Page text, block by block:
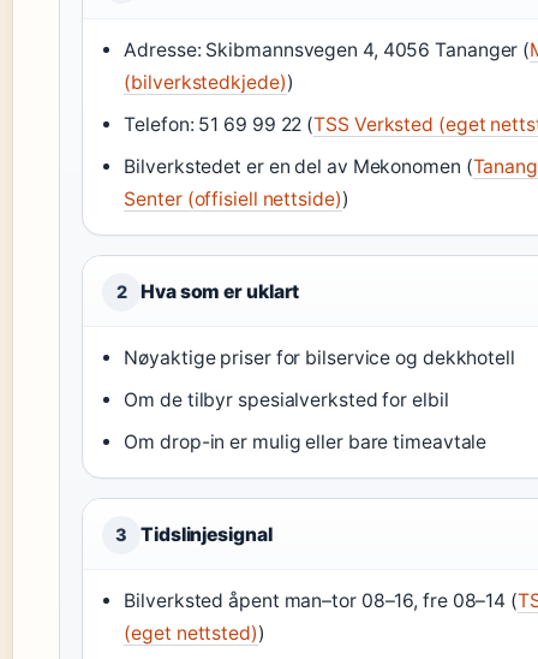
Adresse: Skibmannsvegen 4, 4056 Tananger (
(bilverkstedkjede))
Telefon: 51 69 99 22 (TSS Verksted (eget
Bilverkstedet er en del av Mekonomen (
Senter (offisiell nettside))
2 Hva som er uklart
Nøyaktige priser for bilservice og dekkhotell
Om de tilbyr spesialverksted for elbil
Om drop-in er mulig eller bare timeavtale
3 Tidslinjesignal
Bilverksted åpent man–tor 08–16, fre 08–14 (
(eget nettsted))